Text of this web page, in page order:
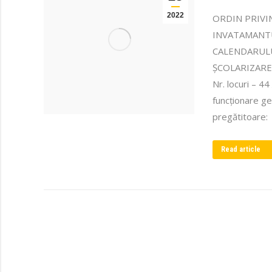
2022
ORDIN
Nr. locuri – 44
funcționare
pregătitoare:
Read article